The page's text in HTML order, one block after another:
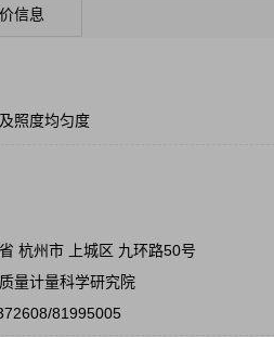
信息
照度均匀度
杭州市 上城区 九环路50号
量计量科学研究院
81995005